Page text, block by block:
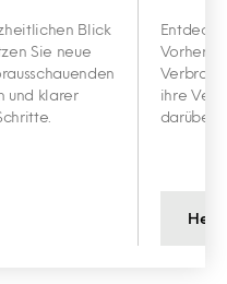
Blick
Sie neue
und klarer
ihre
darüber